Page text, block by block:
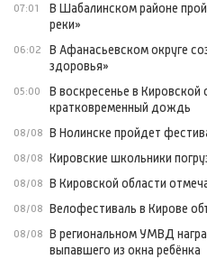
07:01
В Шабалинском районе
реки»
06:02
В Афанасьевском округе
здоровья»
05:00
В воскресенье в
кратковременный дождь
08/08 В Нолинске пройдет
08/08 Кировские школьники
08/08 В Кировской области
08/08 Велофестиваль в Кирове
08/08 В региональном УМВД
выпавшего из окна ребёнка